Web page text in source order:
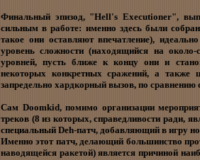
Финальный эпизод, "Hell's Executioner",
сильным в работе: именно здесь были
такое они оставляют впечатление),
уровень сложности (находящийся на
уровней, пусть ближе к концу они и
некоторых конкретных сражений, а
запредельно хардкорный вызов, по
Сам Doomkid, помимо организации
треков (8 из которых, справедливости ради,
специальный Deh-патч, добавляющий в игру
Именно этот патч, делающий большинство
наводящейся ракетой) является причиной